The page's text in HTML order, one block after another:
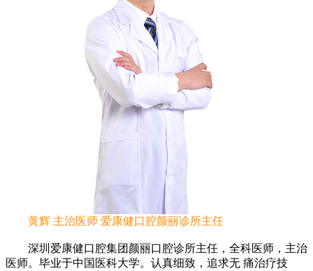
黄辉 主治医师 爱康健口腔颜丽诊所主任
深圳爱康健口腔集团颜丽口腔诊所主任，全科医师，主治
医师。毕业于中国医科大学。认真细致，追求无 痛治疗技